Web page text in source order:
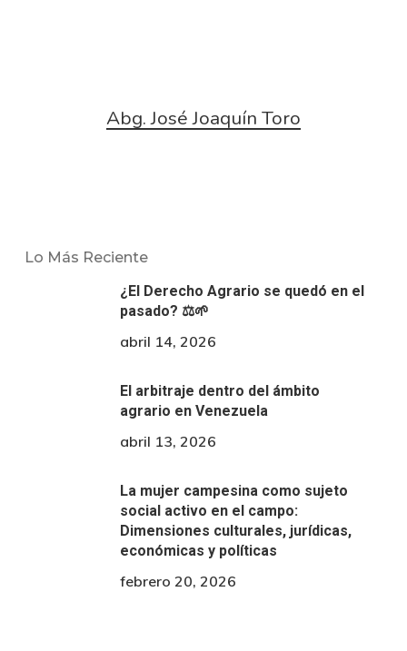
Abg. José Joaquín Toro
Lo Más Reciente
¿El Derecho Agrario se quedó en el
pasado? ⚖️🌱
abril 14, 2026
El arbitraje dentro del ámbito
agrario en Venezuela
abril 13, 2026
La mujer campesina como sujeto
social activo en el campo:
Dimensiones culturales, jurídicas,
económicas y políticas
febrero 20, 2026